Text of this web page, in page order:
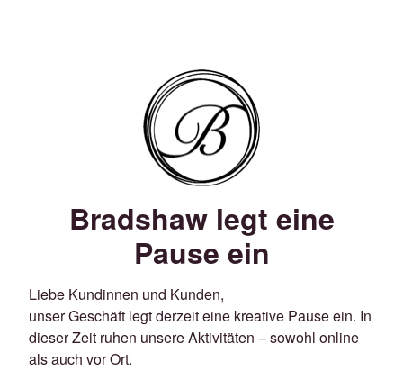
Bradshaw legt eine
Pause ein
Liebe Kundinnen und Kunden,
unser Geschäft legt derzeit eine kreative Pause ein. In
dieser Zeit ruhen unsere Aktivitäten – sowohl online
als auch vor Ort.